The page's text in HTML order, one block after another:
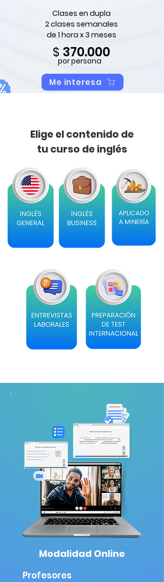
Clases en dupla
2 clases semanales
de 1 hora x 3 meses
$ 370.000
por persona
Me interesa
Elige el contenido de
tu curso de inglés
Modalidad Online
Profesores